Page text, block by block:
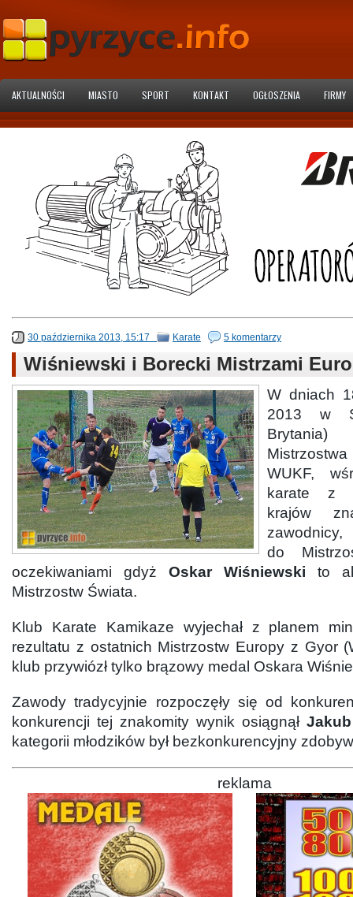
AKTUALNOŚCI MIASTO SPORT KONTAKT OGŁOSZENIA FIRMY
30 października 2013, 15:17 Karate 5 komentarzy
Wiśniewski i Borecki Mistrzami
W dniach
2013 w
WUKF,
karate z
krajów
do
oczekiwaniami gdyż Oskar Wiśniewski to
Mistrzostw Świata.
Klub Karate Kamikaze wyjechał z planem
rezultatu z ostatnich Mistrzostw Europy z Gyor
klub przywiózł tylko brązowy medal Oskara
Zawody tradycyjnie rozpoczęły się od
konkurencji tej znakomity wynik osiągnął
kategorii młodzików był bezkonkurencyjny
reklama